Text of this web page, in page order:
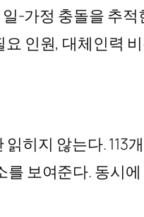
-가정 충돌을 추
인원, 대체인력
히지 않는다. 113
보여준다. 동시